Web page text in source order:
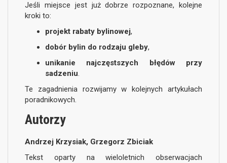
Jeśli miejsce jest już dobrze rozpoznane, kolejne
kroki to:
projekt rabaty bylinowej,
dobór bylin do rodzaju gleby,
unikanie najczęstszych błędów przy
sadzeniu.
Te zagadnienia rozwijamy w kolejnych artykułach
poradnikowych.
Autorzy
Andrzej Krzysiak, Grzegorz Zbiciak
Tekst oparty na wieloletnich obserwacjach